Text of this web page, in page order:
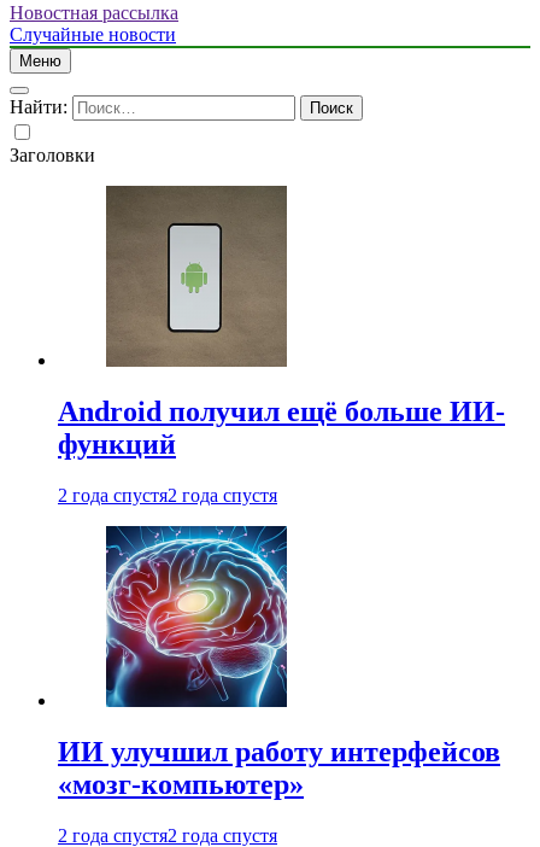
Новостная рассылка
Случайные новости
Меню
Найти:
Заголовки
Android получил ещё больше ИИ-
функций
2 года спустя2 года спустя
ИИ улучшил работу интерфейсов
«мозг-компьютер»
2 года спустя2 года спустя